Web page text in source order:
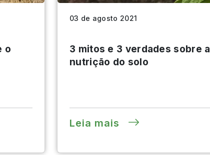
o
03 de agosto 2021
3 mitos e 3 verdades sobre a
nutrição do solo
Leia mais